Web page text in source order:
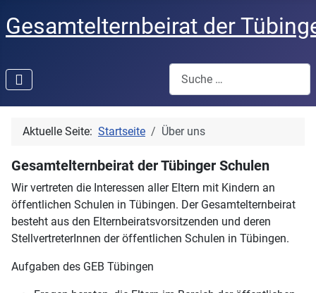
Gesamtelternbeirat der
Suchen
Aktuelle Seite: Startseite Über uns
Gesamtelternbeirat der Tübinger Schulen
Wir vertreten die Interessen aller Eltern mit Kindern an
öffentlichen Schulen in Tübingen. Der Gesamtelternbeirat
besteht aus den Elternbeiratsvorsitzenden und deren
StellvertreterInnen der öffentlichen Schulen in Tübingen.
Aufgaben des GEB Tübingen